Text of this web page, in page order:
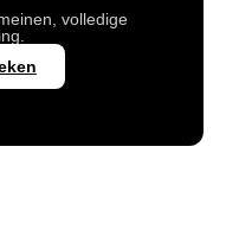
volledige